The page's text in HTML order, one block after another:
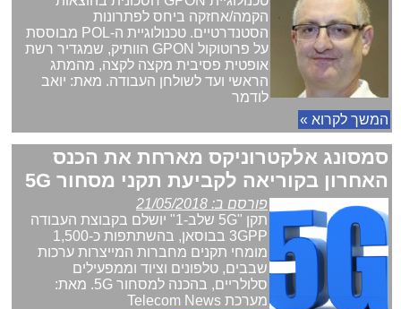
הקמה/אחזקה ביחס לפתרונות
הסטנדרטיים. טכנולוגיית ה-POL מבוססת
על פרוטוקול GPON הוותיק, שמגדיר רשת
אופטית פסיבית מקצה לקצה, מהמתג
הראשי ועד לשולחן העבודה. מאת: יואב
לודמר
המשך לקרוא »
סמסונג אלקטרוניקס מארחת את הכנס
האחרון בקוריאה לקביעת תקני מסחור 5G
פורסם ב: 21/05/2018
תקן "5G שלב-1" יושלם בקבוצת העבודה
3GPP בבוסאן, בהשתתפות כ-1,500
מומחי תקנים מחברות המייצרות ערכות
שבבים, טלפונים וציוד וממפעילים
סלולריים, בהכנה למסחור 5G. מאת:
מערכת Telecom News